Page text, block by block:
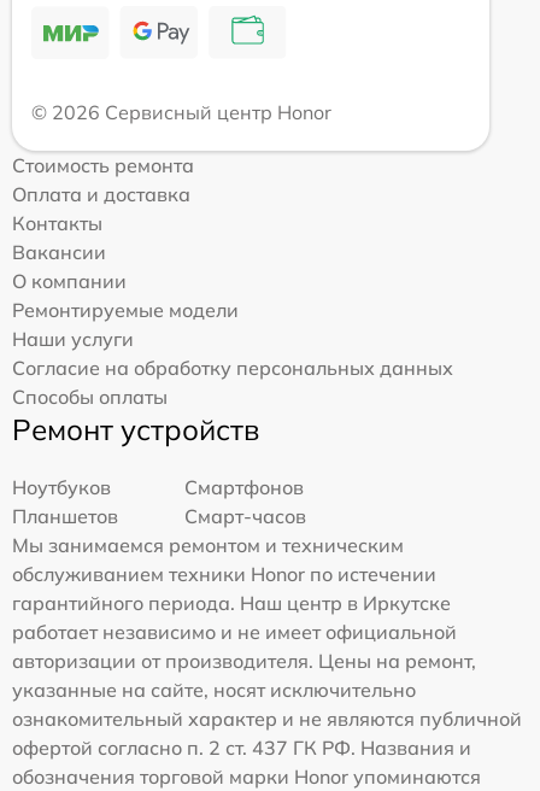
© 2026 Сервисный центр Honor
Стоимость ремонта
Оплата и доставка
Контакты
Вакансии
О компании
Ремонтируемые модели
Наши услуги
Согласие на обработку персональных данных
Способы оплаты
Ремонт устройств
Ноутбуков
Смартфонов
Планшетов
Смарт-часов
Мы занимаемся ремонтом и техническим
обслуживанием техники Honor по истечении
гарантийного периода. Наш центр в Иркутске
работает независимо и не имеет официальной
авторизации от производителя. Цены на ремонт,
указанные на сайте, носят исключительно
ознакомительный характер и не являются публичной
офертой согласно п. 2 ст. 437 ГК РФ. Названия и
обозначения торговой марки Honor упоминаются